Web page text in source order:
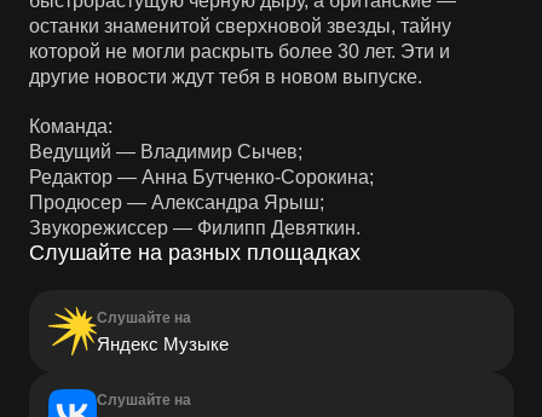
останки знаменитой сверхновой звезды, тайну
которой не могли раскрыть более 30 лет. Эти и
другие новости ждут тебя в новом выпуске.
Команда:
Ведущий — Владимир Сычев;
Редактор — Анна Бутченко-Сорокина;
Продюсер — Александра Ярыш;
Звукорежиссер — Филипп Девяткин.
Слушайте на разных площадках
Слушайте на
Яндекс Музыке
Слушайте на